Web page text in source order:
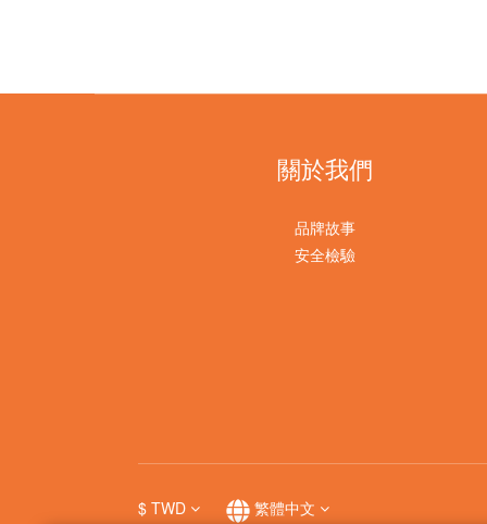
關於我們
品牌故事
安全檢驗
$ TWD 繁體中文